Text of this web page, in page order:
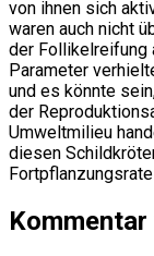
von ihnen sich
waren auch nicht
der Follikelreifung
Parameter
und es könnte
der
Umweltmilieu
diesen